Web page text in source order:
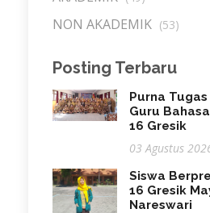
NON AKADEMIK (53)
Posting Terbaru
Purna
Guru
16 Gresik
03 Agustus
Siswa
16 Gresik
Nareswari